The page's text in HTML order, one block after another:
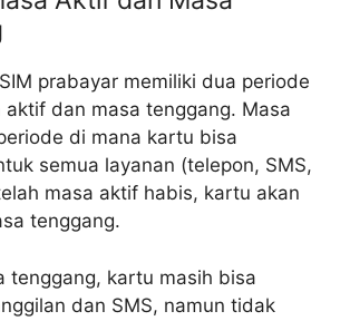
prabayar memiliki dua periode
aktif dan masa tenggang. Masa
di mana kartu bisa
semua layanan (telepon, SMS,
masa aktif habis, kartu akan
tenggang.
tenggang, kartu masih bisa
dan SMS, namun tidak